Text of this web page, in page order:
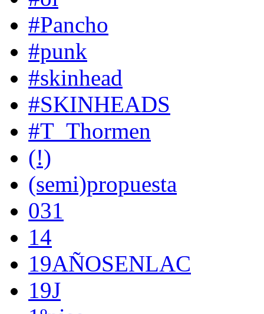
#Pancho
#punk
#skinhead
#SKINHEADS
#T_Thormen
(!)
(semi)propuesta
031
14
19AÑOSENLAC
19J